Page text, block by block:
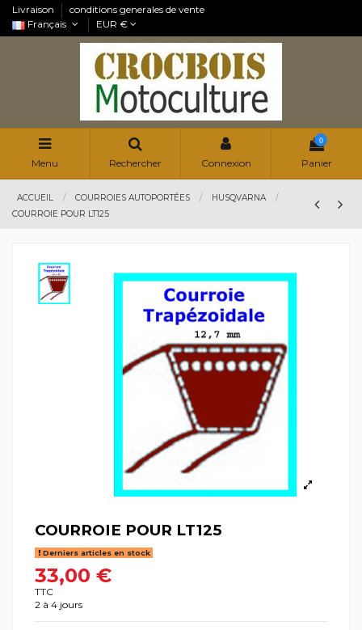
Livraison
conditions generales de vente
Français
EUR €
Menu Rechercher Connexion
0
Panier
ACCUEIL COURROIES AUTOPORTÉES
HUSQVARNA
COURROIE POUR LT125
COURROIE POUR LT125
Derniers articles en stock
33,00 €
TTC
2 à 4 jours